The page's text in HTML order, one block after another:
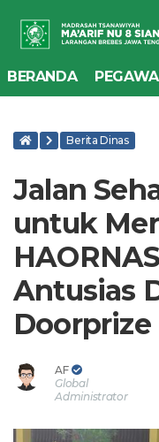
BERANDA
Berita Dinas
Jalan
untuk
Antusias
Doorprize
AF
Global
Administrator